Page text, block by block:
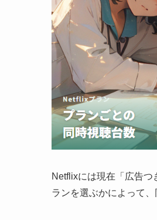
Netflixには現在「広告
ランを選ぶかによって、